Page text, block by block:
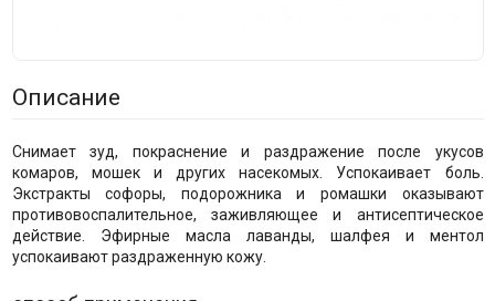
Описание
Снимает зуд, покраснение и раздражение после укусов
комаров, мошек и других насекомых. Успокаивает боль.
Экстракты софоры, подорожника и ромашки оказывают
противовоспалительное, заживляющее и антисептическое
действие. Эфирные масла лаванды, шалфея и ментол
успокаивают раздраженную кожу.